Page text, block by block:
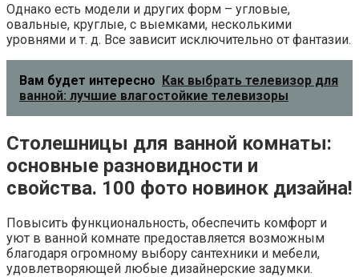
Однако есть модели и других форм – угловые,
овальные, круглые, с выемками, несколькими
уровнями и т. д. Все зависит исключительно от фантазии.
Вам будет интересно Как выбрать телевизор для
ванной: лучшие влагостойкие телевизоры
Столешницы для ванной комнаты:
основные разновидности и
свойства. 100 фото новинок дизайна!
Повысить функциональность, обеспечить комфорт и
уют в ванной комнате предоставляется возможным
благодаря огромному выбору сантехники и мебели,
удовлетворяющей любые дизайнерские задумки.